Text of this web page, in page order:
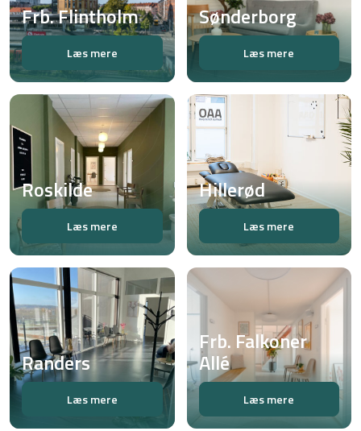
Frb. Flintholm
Læs mere
Sønderborg
Læs mere
Roskilde
Læs mere
Hillerød
Læs mere
Randers
Læs mere
Frb. Falkoner
Allé
Læs mere